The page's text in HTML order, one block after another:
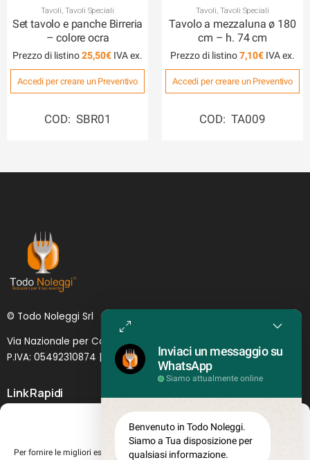
Gestisci Consenso
Per fornire le migliori esperienze, utilizziamo tecnologie come i cookie per
Tavoli,Tavoli Speciali
Set tavolo e panche Birreria
– colore ocra
Prezzo di listino25,50€
Accedi per creare un Preventivo
COD: SBR01
Tavoli,Tavoli Speciali
Tavolo a mezzaluna ø 180
cm – h. 74 cm
Prezzo di listino7,10€
Accedi per creare un Preventivo
COD: TA009
© Todo Noleggi Srl
Via Nazionale per Catania, 6 | 95024 - Acireale (CT)
P.IVA: 05492310874 | SDI: MJ1 O YNU (Lettera )
Link Rapidi
Chi siamo
Inviaci un messaggio su
WhatsApp
Siamo attualmente online
Benvenuto in Todo Noleggi.
Siamo a Tua disposizione per
qualsiasi informazione.